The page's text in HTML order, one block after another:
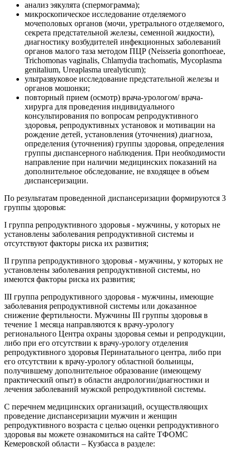
анализ эякулята (спермограмма);
микроскопическое исследование отделяемого
мочеполовых органов (мочи, уретрального отделяемого,
секрета предстательной железы, семенной жидкости),
диагностику возбудителей инфекционных заболеваний
органов малого таза методом ПЦР (Neisseria gonorrhoeae,
Trichomonas vaginalis, Chlamydia trachomatis, Mycoplasma
genitalium, Ureaplasma urealyticum);
ультразвуковое исследование предстательной железы и
органов мошонки;
повторный прием (осмотр) врача-урологом/ врача-
хирурга для проведения индивидуального
консультирования по вопросам репродуктивного
здоровья, репродуктивных установок и мотивации на
рождение детей, установления (уточнения) диагноза,
определения (уточнения) группы здоровья, определения
группы диспансерного наблюдения. При необходимости
направление при наличии медицинских показаний на
дополнительное обследование, не входящее в объем
диспансеризации.
По результатам проведенной диспансеризации формируются 3
группы здоровья:
I группа репродуктивного здоровья - мужчины, у которых не
установлены заболевания репродуктивной системы и
отсутствуют факторы риска их развития;
II группа репродуктивного здоровья - мужчины, у которых не
установлены заболевания репродуктивной системы, но
имеются факторы риска их развития;
III группа репродуктивного здоровья - мужчины, имеющие
заболевания репродуктивной системы или доказанное
снижение фертильности. Мужчины III группы здоровья в
течение 1 месяца направляются к врачу-урологу
регионального Центра охраны здоровья семьи и репродукции,
либо при его отсутствии к врачу-урологу отделения
репродуктивного здоровья Перинатального центра, либо при
его отсутствии к врачу-урологу областной больницы,
получившему дополнительное образование (имеющему
практический опыт) в области андрологии/диагностики и
лечения заболеваний мужской репродуктивной системы.
С перечнем медицинских организаций, осуществляющих
проведение диспансеризации мужчин и женщин
репродуктивного возраста с целью оценки репродуктивного
здоровья вы можете ознакомиться на сайте ТФОМС
Кемеровской области – Кузбасса в разделе: